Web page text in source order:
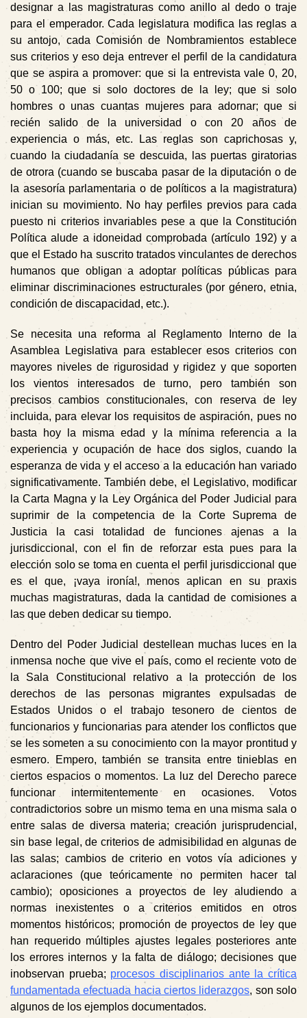
designar a las magistraturas como anillo al dedo o traje
para el emperador. Cada legislatura modifica las reglas a
su antojo, cada Comisión de Nombramientos establece
sus criterios y eso deja entrever el perfil de la candidatura
que se aspira a promover: que si la entrevista vale 0, 20,
50 o 100; que si solo doctores de la ley; que si solo
hombres o unas cuantas mujeres para adornar; que si
recién salido de la universidad o con 20 años de
experiencia o más, etc. Las reglas son caprichosas y,
cuando la ciudadanía se descuida, las puertas giratorias
de otrora (cuando se buscaba pasar de la diputación o de
la asesoría parlamentaria o de políticos a la magistratura)
inician su movimiento. No hay perfiles previos para cada
puesto ni criterios invariables pese a que la Constitución
Política alude a idoneidad comprobada (artículo 192) y a
que el Estado ha suscrito tratados vinculantes de derechos
humanos que obligan a adoptar políticas públicas para
eliminar discriminaciones estructurales (por género, etnia,
condición de discapacidad, etc.).
Se necesita una reforma al Reglamento Interno de la
Asamblea Legislativa para establecer esos criterios con
mayores niveles de rigurosidad y rigidez y que soporten
los vientos interesados de turno, pero también son
precisos cambios constitucionales, con reserva de ley
incluida, para elevar los requisitos de aspiración, pues no
basta hoy la misma edad y la mínima referencia a la
experiencia y ocupación de hace dos siglos, cuando la
esperanza de vida y el acceso a la educación han variado
significativamente. También debe, el Legislativo, modificar
la Carta Magna y la Ley Orgánica del Poder Judicial para
suprimir de la competencia de la Corte Suprema de
Justicia la casi totalidad de funciones ajenas a la
jurisdiccional, con el fin de reforzar esta pues para la
elección solo se toma en cuenta el perfil jurisdiccional que
es el que, ¡vaya ironía!, menos aplican en su praxis
muchas magistraturas, dada la cantidad de comisiones a
las que deben dedicar su tiempo.
Dentro del Poder Judicial destellean muchas luces en la
inmensa noche que vive el país, como el reciente voto de
la Sala Constitucional relativo a la protección de los
derechos de las personas migrantes expulsadas de
Estados Unidos o el trabajo tesonero de cientos de
funcionarios y funcionarias para atender los conflictos que
se les someten a su conocimiento con la mayor prontitud y
esmero. Empero, también se transita entretinieblas en
ciertos espacios o momentos. La luz del Derecho parece
funcionar intermitentemente en ocasiones. Votos
contradictorios sobre un mismo tema en una misma sala o
entre salas de diversa materia; creación jurisprudencial,
sin base legal, de criterios de admisibilidad en algunas de
las salas; cambios de criterio en votos vía adiciones y
aclaraciones (que teóricamente no permiten hacer tal
cambio); oposiciones a proyectos de ley aludiendo a
normas inexistentes o a criterios emitidos en otros
momentos históricos; promoción de proyectos de ley que
han requerido múltiples ajustes legales posteriores ante
los errores internos y la falta de diálogo; decisiones que
inobservan prueba; procesos disciplinarios ante la crítica
fundamentada efectuada hacia ciertos liderazgos, son solo
algunos de los ejemplos documentados.